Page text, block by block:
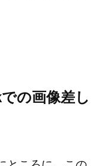
の画像差し